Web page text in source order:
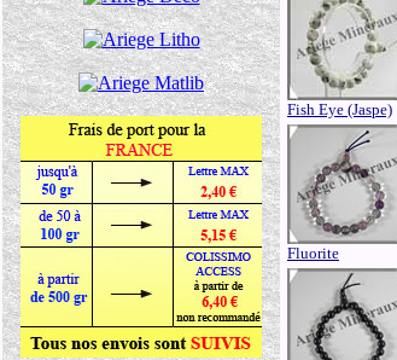
Fish Eye (Jaspe)
Fluorite